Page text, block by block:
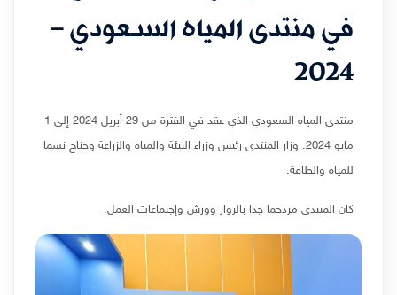
في منتدى المياه السعودي –
2024
منتدى المياه السعودي الذي عقد في الفترة من 29 أبريل 2024 إلى 1
مايو 2024. وزار المنتدى رئيس وزراء البيئة والمياه والزراعة وجناح نسما
للمياه والطاقة.
كان المنتدى مزدحما جدا بالزوار وورش وإجتماعات العمل.